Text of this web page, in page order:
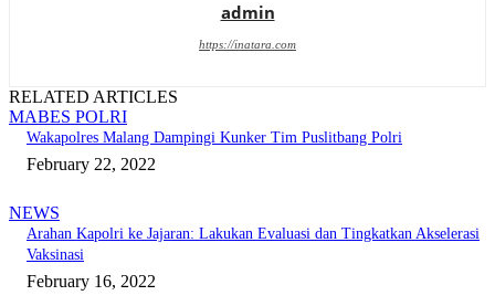
admin
https://inatara.com
RELATED ARTICLES
MABES POLRI
Wakapolres Malang Dampingi Kunker Tim Puslitbang Polri
February 22, 2022
NEWS
Arahan Kapolri ke Jajaran: Lakukan Evaluasi dan Tingkatkan Akselerasi
Vaksinasi
February 16, 2022